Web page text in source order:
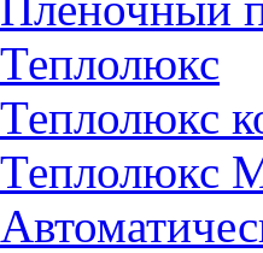
Теплолюкс
Теплолюкс
Теплолюкс